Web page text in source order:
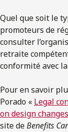
Quel que soit le
promoteurs de
consulter
retraite
conformité avec
Pour en savoir
Porado « Legal
on design
site deBenefits